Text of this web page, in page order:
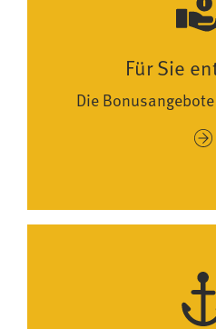
Für Sie
Die